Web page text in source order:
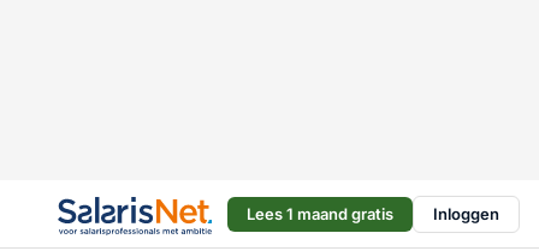
Lees 1 maand gratis Inloggen